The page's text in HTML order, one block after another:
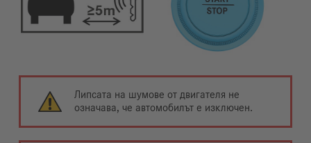
Липсата на шумове от двигателя не
означава, че автомобилът е изключен.